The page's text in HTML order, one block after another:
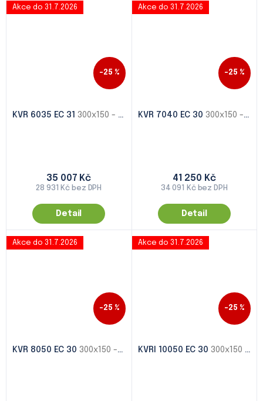
Akce do 31.7.2026
–25 %
KVR 6035 EC 31 300x150 - 1000x500
28 931 Kč bez DPH
35 007 Kč
Detail
Akce do 31.7.2026
–25 %
KVR 7040 EC 30 300x150 - 1000x500
34 091 Kč bez DPH
41 250 Kč
Detail
Akce do 31.7.2026
–25 %
KVR 8050 EC 30 300x150 - 1000x500
Akce do 31.7.2026
–25 %
KVRI 10050 EC 30 300x150 - 1000x500